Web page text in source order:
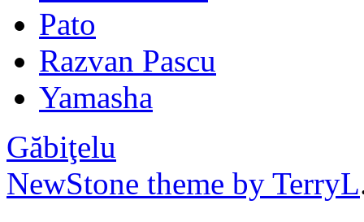
Pato
Razvan Pascu
Yamasha
Găbiţelu
NewStone theme by TerryL